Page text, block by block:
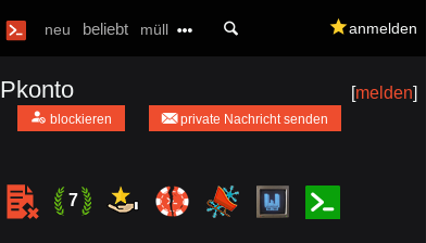
Uanmelden
neu beliebt müll q
Pkonto [melden]
a blockieren mprivate Nachricht senden
7